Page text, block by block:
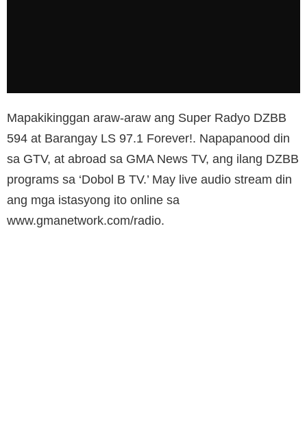
Mapakikinggan araw-araw ang Super Radyo DZBB
594 at Barangay LS 97.1 Forever!. Napapanood din
sa GTV, at abroad sa GMA News TV, ang ilang DZBB
programs sa ‘Dobol B TV.’ May live audio stream din
ang mga istasyong ito online sa
www.gmanetwork.com/radio.